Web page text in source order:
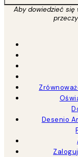
Aby dowiedzieć się
Desenio